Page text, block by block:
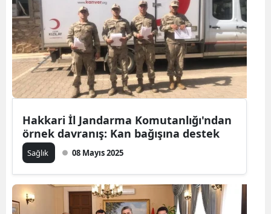
Hakkari İl Jandarma Komutanlığı'ndan
örnek davranış: Kan bağışına destek
Sağlık 08 Mayıs 2025